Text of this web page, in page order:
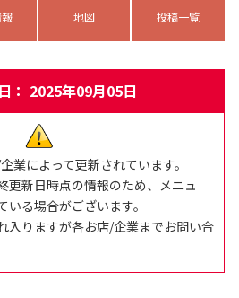
地図 投稿一覧
： 2025年09月05日
業によって更新されています。
更新日時点の情報のため、メニュ
る場合がございます。
入りますが各お店/企業までお問い合